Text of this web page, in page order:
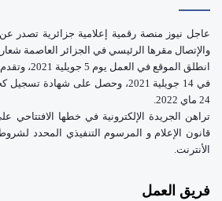
عاجل نيوز منصة رقمية إعلامية جزائرية تصدر
والإتصال مقرها الرئيسي في الجزائر العاصمة
انطلق الموقع
في 14 جويلية 2021، وحصل على شهادة
24 ماي 2022.
تراهن الجريدة الإلكترونية في خطها الافتتاحي
قانون الإعلام و المرسوم التنفيذي المحدد
الأنترنت.
فريق العمل